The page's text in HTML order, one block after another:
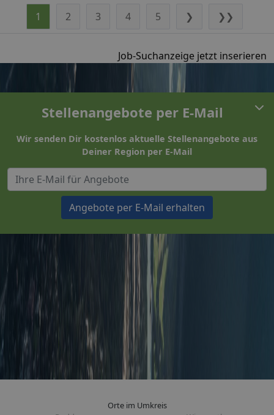
1 2 3 4 5 ❯ ❯❯
Job-Suchanzeige jetzt inserieren
Stellenangebote per E-Mail
Wir senden Dir kostenlos aktuelle Stellenangebote aus
Deiner Region per E-Mail
Angebote per E-Mail erhalten
Orte im Umkreis